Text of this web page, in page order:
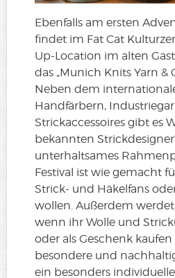
Ebenfalls am ersten
findet im Fat Cat
Up-Location im alten
das „Munich Knits Yarn &
Neben dem
Handfärbern,
Strickaccessoires gibt es
bekannten
unterhaltsames
Festival ist wie gemacht
Strick- und Häkelfans
wollen. Außerdem
wenn ihr Wolle und
oder als Geschenk
besondere und
ein besonders